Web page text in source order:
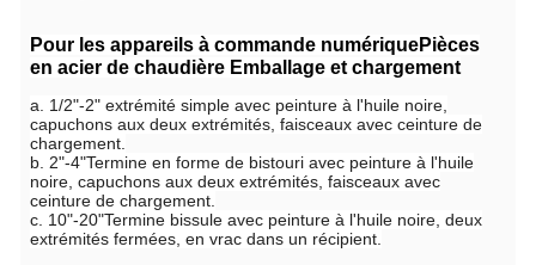
Pour les appareils à commande numériquePièces
en acier de chaudière Emballage et chargement
a. 1/2"-2" extrémité simple avec peinture à l'huile noire,
capuchons aux deux extrémités, faisceaux avec ceinture de
chargement.
b. 2"-4"Termine en forme de bistouri avec peinture à l'huile
noire, capuchons aux deux extrémités, faisceaux avec
ceinture de chargement.
c. 10"-20"Termine bissule avec peinture à l'huile noire, deux
extrémités fermées, en vrac dans un récipient.